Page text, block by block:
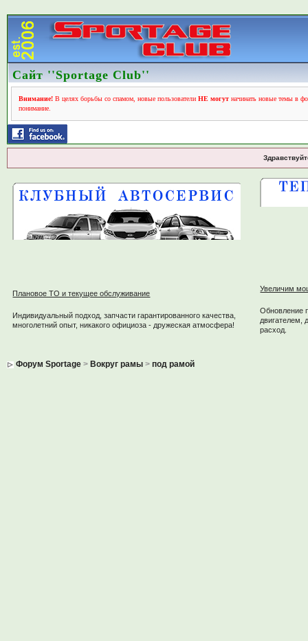
Сайт ''Sportage Club''
Внимание!В целях борьбы со спамом, новые пользователи НЕ могутначинать новые темы в
понимание.
Плановое ТО и текущее обслуживание
Индивидуальный подход, запчасти гарантированного качества,
многолетний опыт, никакого официоза - дружеская атмосфера!
Увеличим
Обновление
двигателем,
расход.
Форум Sportage> Вокруг рамы> под рамой